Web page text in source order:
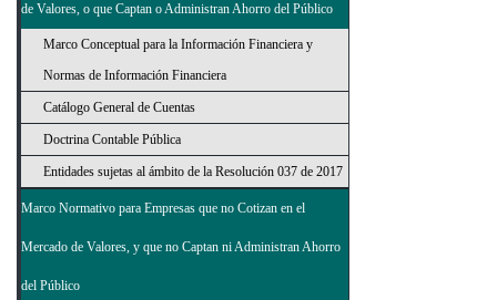
de Valores, o que Captan o Administran Ahorro del Público
Marco Conceptual para la Información Financiera y
Normas de Información Financiera
Catálogo General de Cuentas
Doctrina Contable Pública
Entidades sujetas al ámbito de la Resolución 037 de 2017
Marco Normativo para Empresas que no Cotizan en el
Mercado de Valores, y que no Captan ni Administran Ahorro
del Público